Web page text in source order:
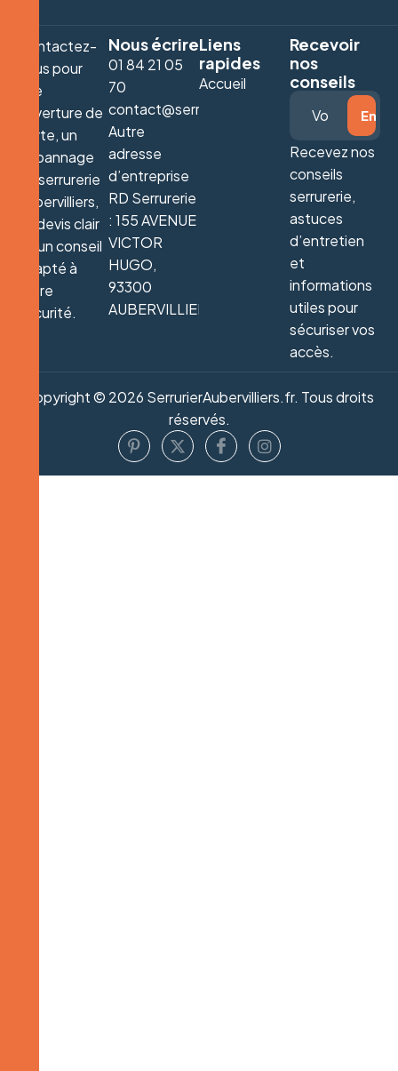
Contactez-
nous pour
une
ouverture de
porte, un
dépannage
de serrurerie
Aubervilliers,
un devis clair
ou un conseil
adapté à
votre
sécurité.
Nous écrire
01 84 21 05
70
contact@serrurieraubervilliers.fr
Autre
adresse
d’entreprise
RD Serrurerie
: 155 AVENUE
VICTOR
HUGO,
93300
AUBERVILLIERS
Liens
rapides
Accueil
Recevoir
nos
conseils
Recevez nos
conseils
serrurerie,
astuces
d’entretien
et
informations
utiles pour
sécuriser vos
accès.
Copyright © 2026 SerrurierAubervilliers.fr. Tous droits
réservés.